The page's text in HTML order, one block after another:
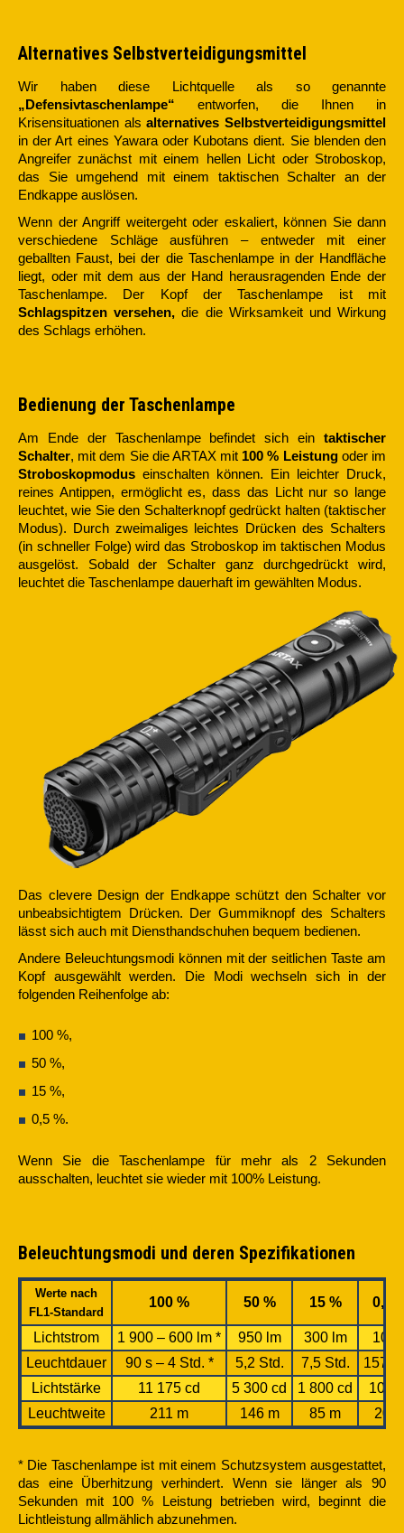
Alternatives Selbstverteidigungsmittel
Wir haben diese Lichtquelle als so genannte
„Defensivtaschenlampe“ entworfen, die Ihnen in
Krisensituationen alsalternatives Selbstverteidigungsmittel
in der Art eines Yawara oder Kubotans dient. Sie blenden den
Angreifer zunächst mit einem hellen Licht oder Stroboskop,
das Sie umgehend mit einem taktischen Schalter an der
Endkappe auslösen.
Wenn der Angriff weitergeht oder eskaliert, können Sie dann
verschiedene Schläge ausführen – entweder mit einer
geballten Faust, bei der die Taschenlampe in der Handfläche
liegt, oder mit dem aus der Hand herausragenden Ende der
Taschenlampe. Der Kopf der Taschenlampe ist mit
Schlagspitzen versehen,die die Wirksamkeit und Wirkung
des Schlags erhöhen.
Bedienung der Taschenlampe
Am Ende der Taschenlampe befindet sich ein taktischer
Schalter, mit dem Sie die ARTAX mit 100 % Leistung oder im
Stroboskopmodus einschalten können. Ein leichter Druck,
reines Antippen, ermöglicht es, dass das Licht nur so lange
leuchtet, wie Sie den Schalterknopf gedrückt halten (taktischer
Modus). Durch zweimaliges leichtes Drücken des Schalters
(in schneller Folge) wird das Stroboskop im taktischen Modus
ausgelöst. Sobald der Schalter ganz durchgedrückt wird,
leuchtet die Taschenlampe dauerhaft im gewählten Modus.
Das clevere Design der Endkappe schützt den Schalter vor
unbeabsichtigtem Drücken. Der Gummiknopf des Schalters
lässt sich auch mit Diensthandschuhen bequem bedienen.
Andere Beleuchtungsmodi können mit der seitlichen Taste am
Kopf ausgewählt werden. Die Modi wechseln sich in der
folgenden Reihenfolge ab:
100 %,
50 %,
15 %,
0,5 %.
Wenn Sie die Taschenlampe für mehr als 2 Sekunden
ausschalten, leuchtet sie wieder mit 100% Leistung.
Beleuchtungsmodi und deren Spezifikationen
Werte nach
FL1-Standard
100 % 50 % 15 % 0,5
Lichtstrom 1 900 – 600 lm * 950 lm 300 lm
10
Leuchtdauer
90 s – 4 Std. * 5,2 Std. 7,5 Std.
157
Lichtstärke
11 175 cd 5 300 cd 1 800 cd
100
Leuchtweite
211 m 146 m 85 m 20
* Die Taschenlampe ist mit einem Schutzsystem ausgestattet,
das eine Überhitzung verhindert. Wenn sie länger als 90
Sekunden mit 100 % Leistung betrieben wird, beginnt die
Lichtleistung allmählich abzunehmen.